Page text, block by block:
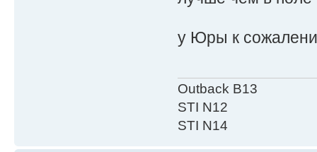
у Юры к
Outback B13
STI N12
STI N14